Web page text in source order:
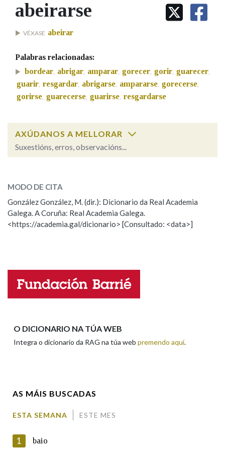
IDENTIDADE CORPORATIVA
MARCIAL DEL ADALID
FIGURAS HOMENAXEADAS
PORTAL DAS PALABRAS
Facebook
TwitterYoutubeInstagram
Bluesky
BUSCAR NOS LEMAS
Comeza por
Remata por
BUSCAR NO CONTIDO
Nos exemplos
OUTRAS OPCIÓNS DE BUSCA
abeirarse
VÉXASE abeirar
Palabras relacionadas:
bordear, abrigar, amparar, gorecer, gorir, guarecer,
guarir, resgardar, abrigarse, ampararse, gorecerse,
gorirse, guarecerse, guarirse, resgardarse
AXÚDANOS A MELLORAR
Suxestións, erros, observacións...
ESCOLLE UNHA OPCIÓN:
Observación Hai un erro na palabra
Propoño mellorar a definición
Nome
MODO DE CITA
González González, M. (dir.): Dicionario da Real Academia
Galega. A Coruña: Real Academia Galega.
<https://academia.gal/dicionario> [Consultado: <data>]
O DICIONARIO NA TÚA WEB
Integra o dicionario da RAG na túa web premendo aquí.
AS MÁIS BUSCADAS
ESTA SEMANA ESTE MES
1 baio